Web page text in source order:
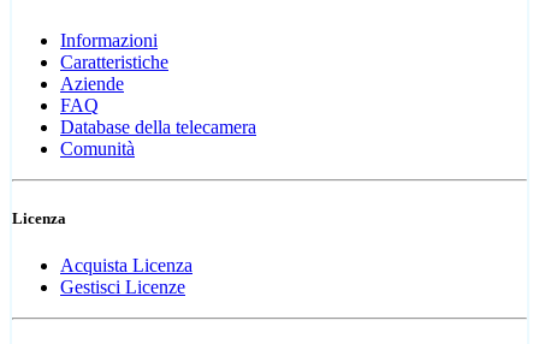
Informazioni
Caratteristiche
Aziende
FAQ
Database della telecamera
Comunità
Licenza
Acquista Licenza
Gestisci Licenze